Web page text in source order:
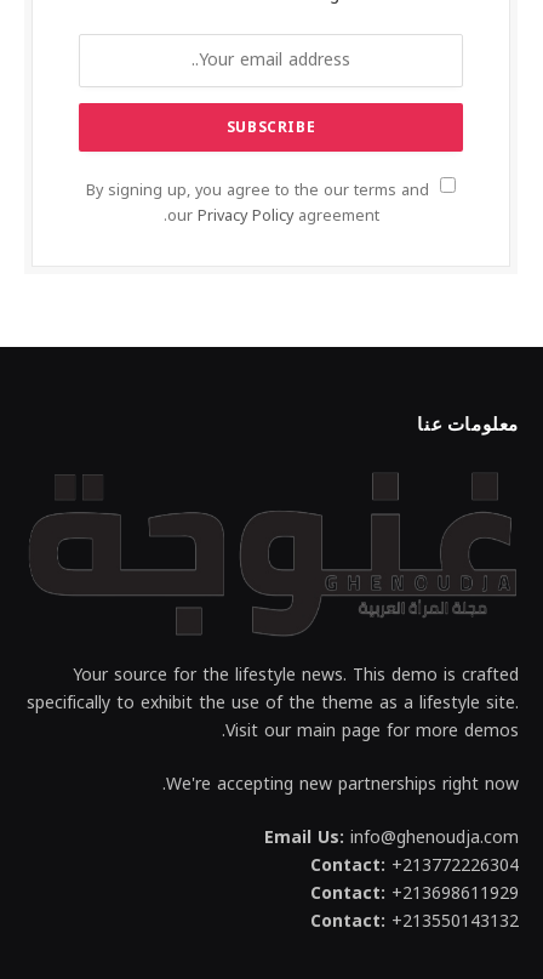
By signing up, you agree to the our terms and
ourPrivacy Policyagreement.
معلومات عنا
Your source for the lifestyle news. This demo is crafted
specifically to exhibit the use of the theme as a lifestyle site.
Visit our main page for more demos.
We're accepting new partnerships right now.
Email Us: info@ghenoudja.com
Contact: +213772226304
Contact: +213698611929
Contact: +213550143132